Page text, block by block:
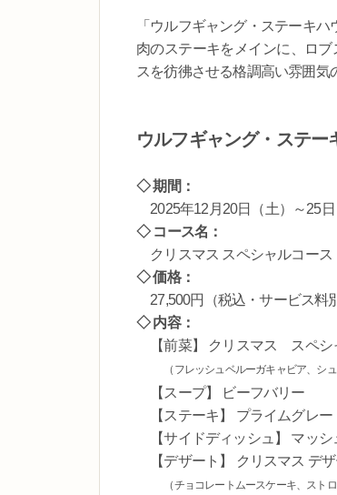
「ウルフギャング・ステーキ
肉のステーキをメインに、ロ
スを彷彿させる格調高い雰囲気
ウルフギャング・ステ
◇ 期間：
2025年12月20日（土）～25日
◇ コース名：
クリスマス スペシャルコース
◇ 価格：
27,500円（税込・サービス料
◇ 内容：
【前菜】 クリスマス スペシ
（フレッシュベルーガキャビア、シ
【スープ】 ビーフバリー
【ステーキ】 プライムグレー
【サイドディッシュ】 マッシ
【デザート】 クリスマス デザ
（チョコレートムースケーキ、スト